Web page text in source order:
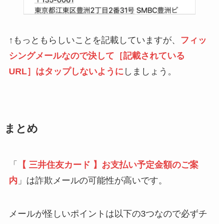
↑もっともらしいことを記載していますが、
フィッ
シングメールなので決して［記載されている
URL］はタップしないように しましょう。
まとめ
「
【 三井住友カード 】お支払い予定金額のご案
内 」は詐欺メールの可能性が高いです。
メールが怪しいポイントは以下の3つなので必ずチ